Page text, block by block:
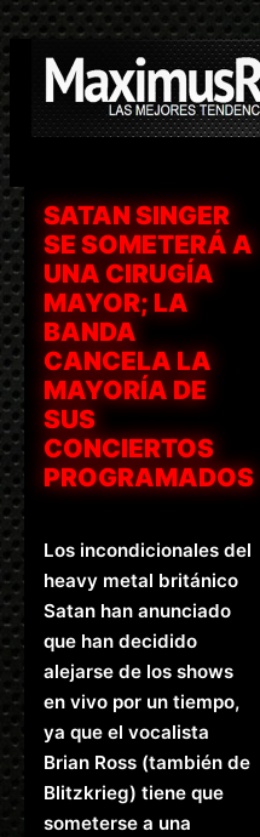
Saltar
al
contenido
SATAN SINGER
SE SOMETERÁ A
UNA CIRUGÍA
MAYOR; LA
BANDA
CANCELA LA
MAYORÍA DE
SUS
CONCIERTOS
PROGRAMADOS
Los incondicionales del
heavy metal británico
Satan han anunciado
que han decidido
alejarse de los shows
en vivo por un tiempo,
ya que el vocalista
Brian Ross (también de
Blitzkrieg) tiene que
someterse a una